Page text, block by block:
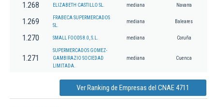
1.268 ELIZABETH CASTILLO SL. mediana Navarra
1.269
FRABECA SUPERMERCADOS
SL.
mediana Baleares
1.270 SMALL FOODS 8.0, S.L. mediana Coruña
1.271
SUPERMERCADOS GOMEZ-
GAMBIRAZIO SOCIEDAD
LIMITADA.
mediana Cuenca
Ver Ranking de Empresas del CNAE 4711